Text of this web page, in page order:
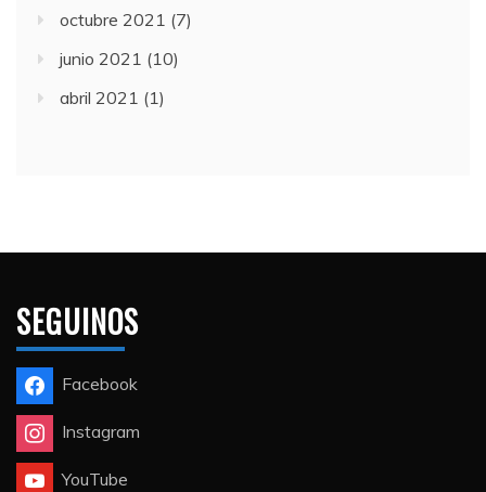
octubre 2021 (7)
junio 2021 (10)
abril 2021 (1)
SEGUINOS
Facebook
Instagram
YouTube